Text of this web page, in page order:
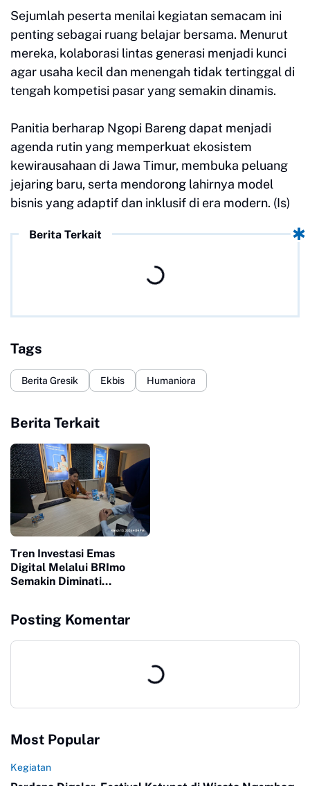
Sejumlah peserta menilai kegiatan semacam ini
penting sebagai ruang belajar bersama. Menurut
mereka, kolaborasi lintas generasi menjadi kunci
agar usaha kecil dan menengah tidak tertinggal di
tengah kompetisi pasar yang semakin dinamis.
Panitia berharap Ngopi Bareng dapat menjadi
agenda rutin yang memperkuat ekosistem
kewirausahaan di Jawa Timur, membuka peluang
jejaring baru, serta mendorong lahirnya model
bisnis yang adaptif dan inklusif di era modern. (Is)
Berita Terkait
Tags
Berita Gresik Ekbis Humaniora
Berita Terkait
Tren Investasi Emas
Digital Melalui BRImo
Semakin Diminati
Posting Komentar
Most Popular
Kegiatan